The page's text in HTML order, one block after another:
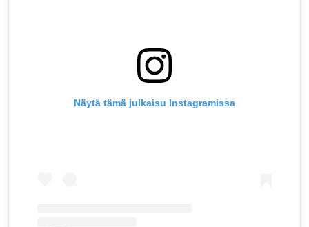
Näytä tämä julkaisu Instagramissa